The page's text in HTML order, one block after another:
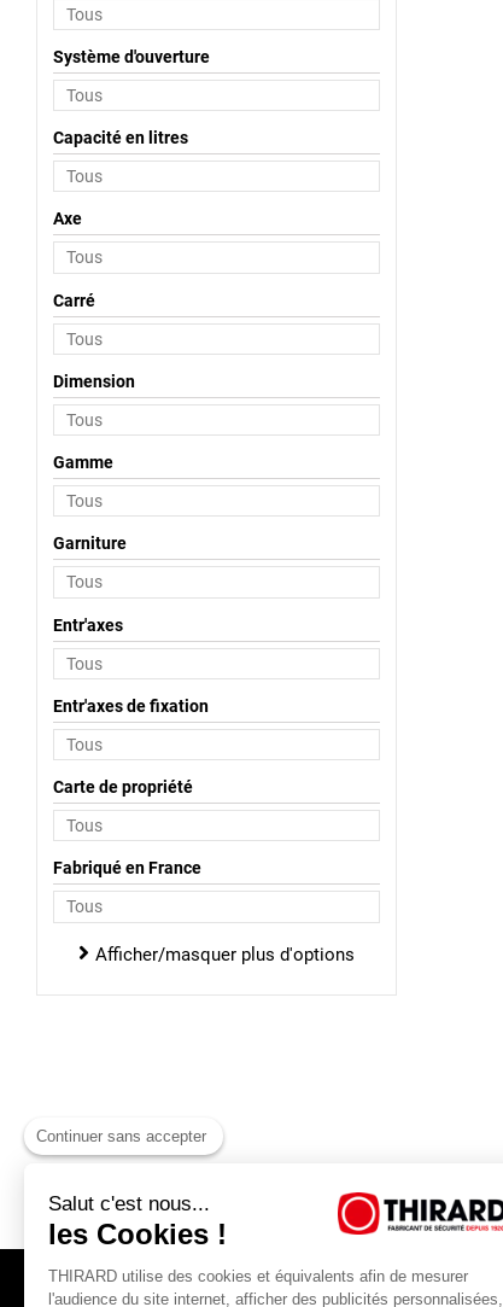
Système d'ouverture
Capacité en litres
Axe
Carré
Dimension
Gamme
Garniture
Entr'axes
Entr'axes de fixation
Carte de propriété
Fabriqué en France
Afficher/masquer plus d'options
Continuer sans accepter
Salut c'est nous...
les Cookies !
THIRARD utilise des cookies et équivalents afin de mesurer
l'audience du site internet, afficher des publicités personnalisées,